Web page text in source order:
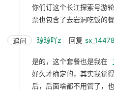
你们订这个长江探索号游
票也包含了去岩洞吃饭的餐
追问 琼琼吖z 回复
是的，这个套餐也是我在
好久才确定的，其实我觉
后，后面啥都不用管了，